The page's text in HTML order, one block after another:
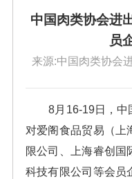
中国肉类协会进
员
来源:中国肉类协会
8月 16-19日，中
对爱阁食品贸易（上
限公司、上海睿创国
科技有限公司等会员